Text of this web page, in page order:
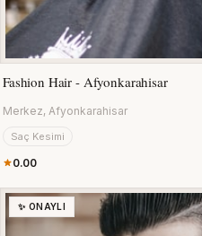
Fashion Hair - Afyonkarahisar
Merkez, Afyonkarahisar
Saç Kesimi
0.00
✨ ONAYLI